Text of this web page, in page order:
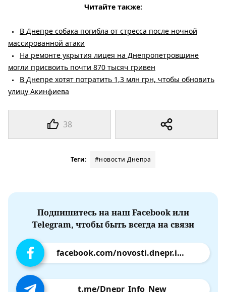
38
Читайте также:
В Днепре собака погибла от стресса после ночной
массированной атаки
На ремонте укрытия лицея на Днепропетровщине
могли присвоить почти 870 тысяч гривен
В Днепре хотят потратить 1,3 млн грн, чтобы обновить
улицу Акинфиева
Теги: #новости Днепра
Подпишитесь на наш Facebook или
Telegram, чтобы быть всегда на связи
facebook.com/novosti.dnepr.info
t.me/Dnepr_Info_New